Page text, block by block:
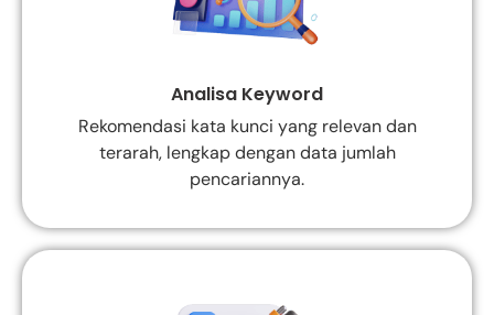
Analisa Keyword
Rekomendasi kata kunci yang relevan dan
terarah, lengkap dengan data jumlah
pencariannya.